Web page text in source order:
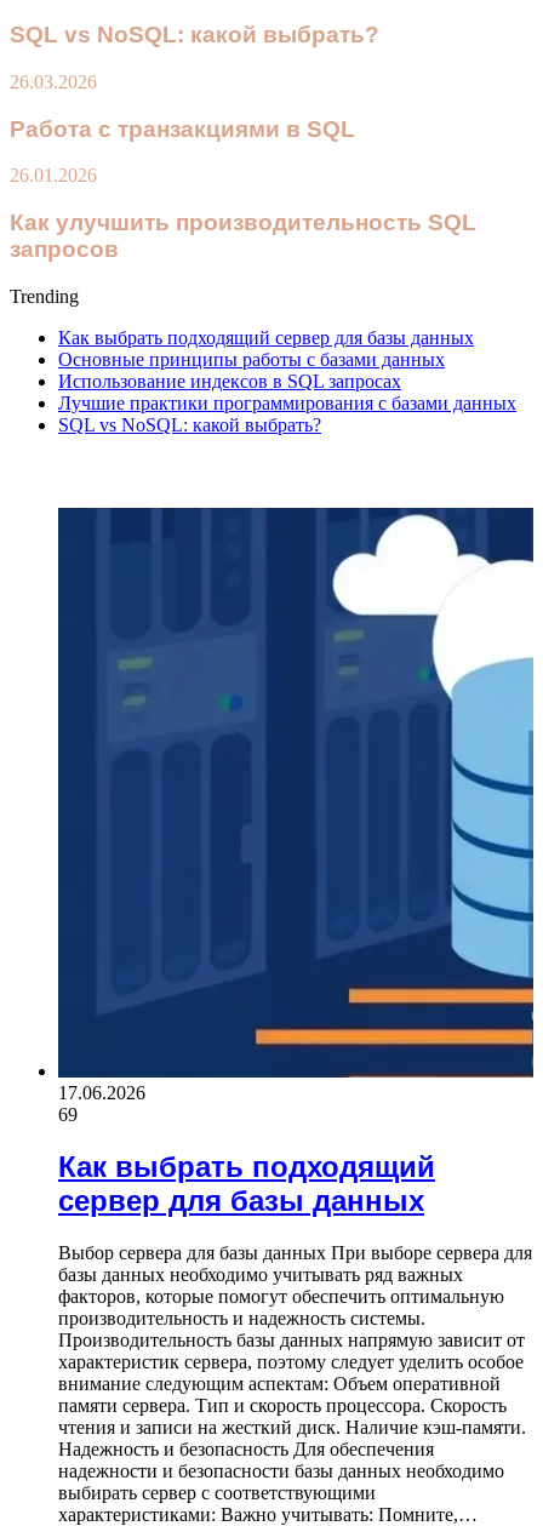
SQL vs NoSQL: какой выбрать?
26.03.2026
Работа с транзакциями в SQL
26.01.2026
Как улучшить производительность SQL
запросов
Trending
Как выбрать подходящий сервер для базы данных
Основные принципы работы с базами данных
Использование индексов в SQL запросах
Лучшие практики программирования с базами данных
SQL vs NoSQL: какой выбрать?
17.06.2026
69
Как выбрать подходящий
сервер для базы данных
Выбор сервера для базы данных При выборе сервера для
базы данных необходимо учитывать ряд важных
факторов, которые помогут обеспечить оптимальную
производительность и надежность системы.
Производительность базы данных напрямую зависит от
характеристик сервера, поэтому следует уделить особое
внимание следующим аспектам: Объем оперативной
памяти сервера. Тип и скорость процессора. Скорость
чтения и записи на жесткий диск. Наличие кэш-памяти.
Надежность и безопасность Для обеспечения
надежности и безопасности базы данных необходимо
выбирать сервер с соответствующими
характеристиками: Важно учитывать: Помните,…